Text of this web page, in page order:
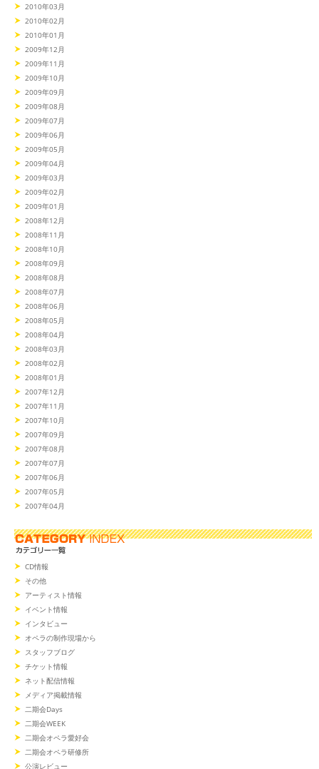
2010年03月
2010年02月
2010年01月
2009年12月
2009年11月
2009年10月
2009年09月
2009年08月
2009年07月
2009年06月
2009年05月
2009年04月
2009年03月
2009年02月
2009年01月
2008年12月
2008年11月
2008年10月
2008年09月
2008年08月
2008年07月
2008年06月
2008年05月
2008年04月
2008年03月
2008年02月
2008年01月
2007年12月
2007年11月
2007年10月
2007年09月
2007年08月
2007年07月
2007年06月
2007年05月
2007年04月
CD情報
その他
アーティスト情報
イベント情報
インタビュー
オペラの制作現場から
スタッフブログ
チケット情報
ネット配信情報
メディア掲載情報
二期会Days
二期会WEEK
二期会オペラ愛好会
二期会オペラ研修所
公演レビュー